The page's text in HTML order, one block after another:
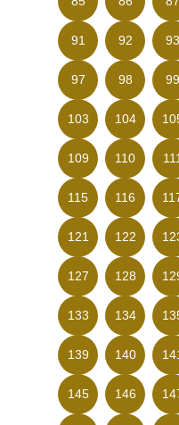
91 92 93
97 98 99
103 104
109 110 111
115 116
121 122
127 128
133 134
139 140
145 146